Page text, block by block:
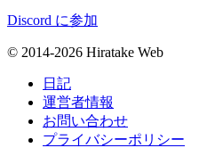
Discord に参加
© 2014-2026 Hiratake Web
日記
運営者情報
お問い合わせ
プライバシーポリシー